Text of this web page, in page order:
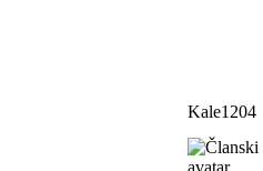
Kale1204